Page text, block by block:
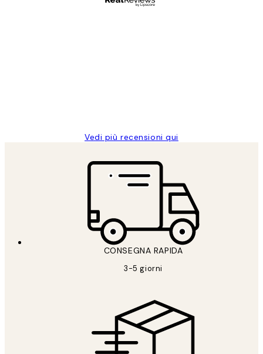
Vedi più recensioni qui
CONSEGNA RAPIDA
3-5 giorni